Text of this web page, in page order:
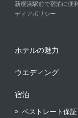
新横浜駅前で宿泊に便
ディアポリシー
ホテルの魅力
ウエディング
宿泊
ベストレート保証